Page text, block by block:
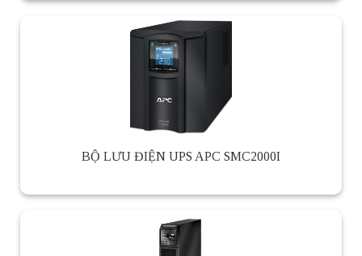
BỘ LƯU ĐIỆN UPS APC SMC2000I